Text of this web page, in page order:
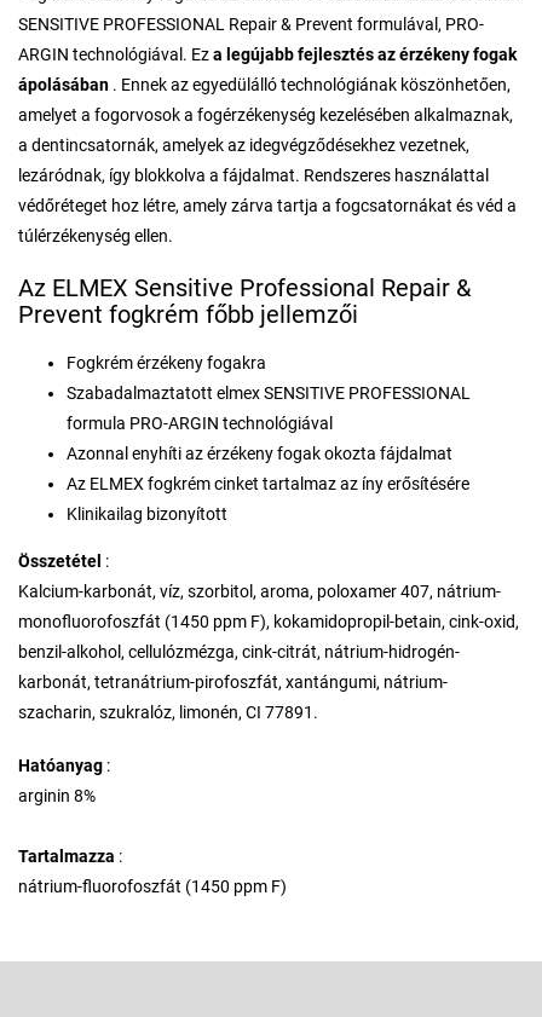
SENSITIVE PROFESSIONAL Repair & Prevent formulával, PRO-
ARGIN technológiával. Eza legújabb fejlesztés az érzékeny fogak
ápolásában . Ennek az egyedülálló technológiának köszönhetően,
amelyet a fogorvosok a fogérzékenység kezelésében alkalmaznak,
a dentincsatornák, amelyek az idegvégződésekhez vezetnek,
lezáródnak, így blokkolva a fájdalmat. Rendszeres használattal
védőréteget hoz létre, amely zárva tartja a fogcsatornákat és véd a
túlérzékenység ellen.
Az ELMEX Sensitive Professional Repair &
Prevent fogkrém főbb jellemzői
Fogkrém érzékeny fogakra
Szabadalmaztatott elmex SENSITIVE PROFESSIONAL
formula PRO-ARGIN technológiával
Azonnal enyhíti az érzékeny fogak okozta fájdalmat
Az ELMEX fogkrém cinket tartalmaz az íny erősítésére
Klinikailag bizonyított
Összetétel :
Kalcium-karbonát, víz, szorbitol, aroma, poloxamer 407, nátrium-
monofluorofoszfát (1450 ppm F), kokamidopropil-betain, cink-oxid,
benzil-alkohol, cellulózmézga, cink-citrát, nátrium-hidrogén-
karbonát, tetranátrium-pirofoszfát, xantángumi, nátrium-
szacharin, szukralóz, limonén, CI 77891.
Hatóanyag :
arginin 8%
Tartalmazza :
nátrium-fluorofoszfát (1450 ppm F)